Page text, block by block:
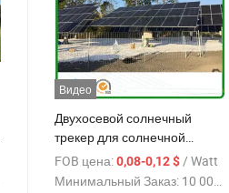
Видео
Двухосевой солнечный
трекер для солнечной
электростанции
FOB цена: 0,08-0,12 $/ Watt
Минимальный Заказ: 10 000 Watt